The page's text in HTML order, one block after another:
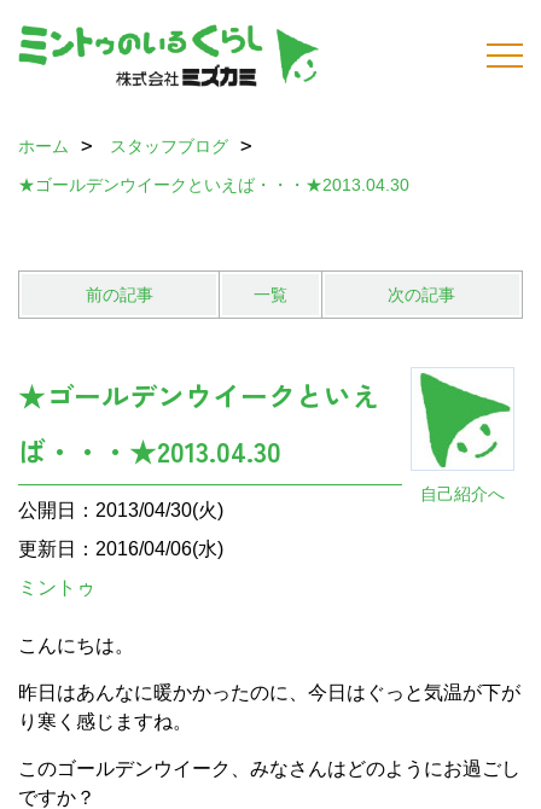
ホーム
スタッフブログ
★ゴールデンウイークといえば・・・★2013.04.30
前の記事 一覧 次の記事
自己紹介へ
★ゴールデンウイークといえ
ば・・・★2013.04.30
公開日：2013/04/30(火)
更新日：2016/04/06(水)
ミントゥ
こんにちは。
昨日はあんなに暖かかったのに、今日はぐっと気温が下が
り寒く感じますね。
このゴールデンウイーク、みなさんはどのようにお過ごし
ですか？